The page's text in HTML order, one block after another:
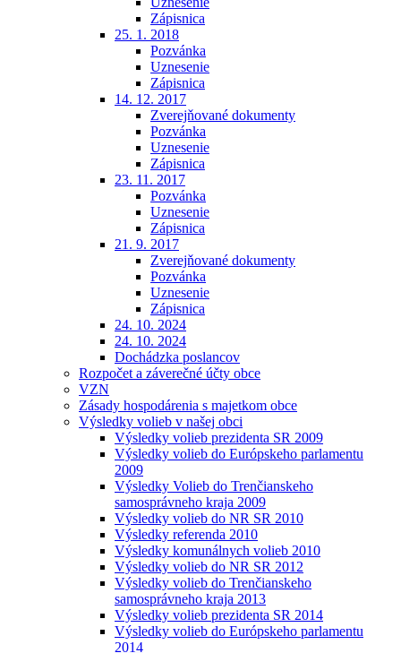
Zápisnica
25. 1. 2018
Pozvánka
Uznesenie
Zápisnica
14. 12. 2017
Zverejňované dokumenty
Pozvánka
Uznesenie
Zápisnica
23. 11. 2017
Pozvánka
Uznesenie
Zápisnica
21. 9. 2017
Zverejňované dokumenty
Pozvánka
Uznesenie
Zápisnica
24. 10. 2024
24. 10. 2024
Dochádzka poslancov
Rozpočet a záverečné účty obce
VZN
Zásady hospodárenia s majetkom obce
Výsledky volieb v našej obci
Výsledky volieb prezidenta SR 2009
Výsledky volieb do Európskeho parlamentu
2009
Výsledky Volieb do Trenčianskeho
samosprávneho kraja 2009
Výsledky volieb do NR SR 2010
Výsledky referenda 2010
Výsledky komunálnych volieb 2010
Výsledky volieb do NR SR 2012
Výsledky volieb do Trenčianskeho
samosprávneho kraja 2013
Výsledky volieb prezidenta SR 2014
Výsledky volieb do Európskeho parlamentu
2014